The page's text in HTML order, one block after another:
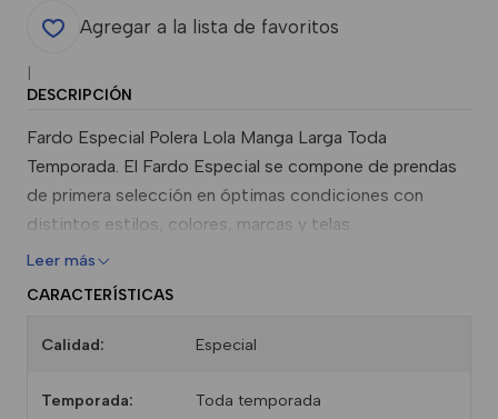
Agregar a la lista de favoritos
DESCRIPCIÓN
Fardo Especial Polera Lola Manga Larga Toda
Temporada. El Fardo Especial se compone de prendas
de primera selección en óptimas condiciones con
distintos estilos, colores, marcas y telas.
Leer más
CARACTERÍSTICAS
Calidad: Especial
Temporada: Toda temporada